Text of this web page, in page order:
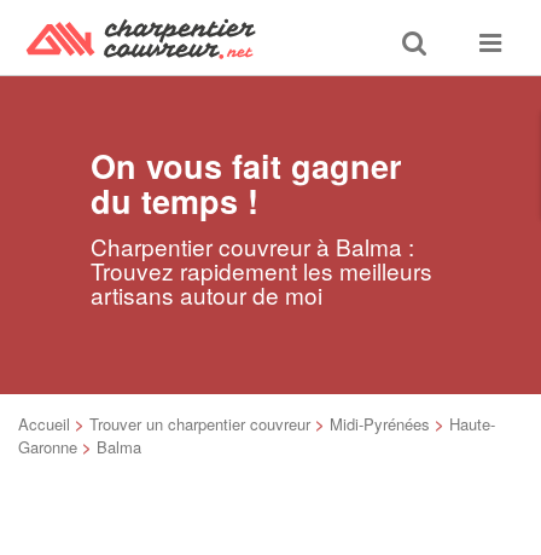
Toggle
search
Toggle
On vous fait gagner
du temps !
Charpentier couvreur à Balma :
Trouvez rapidement les meilleurs
artisans autour de moi
Accueil > Trouver un charpentier couvreur > Midi-Pyrénées > Haute-
Garonne > Balma